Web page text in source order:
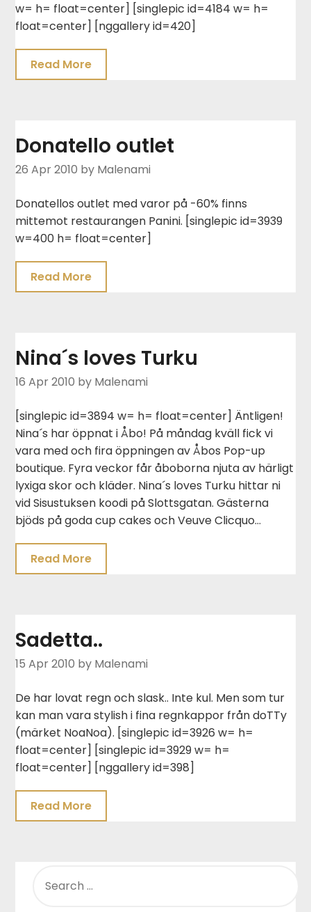
w= h= float=center] [singlepic id=4184 w= h=
float=center] [nggallery id=420]
Read More
Donatello outlet
26 Apr 2010 by Malenami
Donatellos outlet med varor på -60% finns
mittemot restaurangen Panini. [singlepic id=3939
w=400 h= float=center]
Read More
Nina´s loves Turku
16 Apr 2010 by Malenami
[singlepic id=3894 w= h= float=center] Äntligen!
Nina´s har öppnat i Åbo! På måndag kväll fick vi
vara med och fira öppningen av Åbos Pop-up
boutique. Fyra veckor får åboborna njuta av härligt
lyxiga skor och kläder. Nina´s loves Turku hittar ni
vid Sisustuksen koodi på Slottsgatan. Gästerna
bjöds på goda cup cakes och Veuve Clicquo…
Read More
Sadetta..
15 Apr 2010 by Malenami
De har lovat regn och slask.. Inte kul. Men som tur
kan man vara stylish i fina regnkappor från doTTy
(märket NoaNoa). [singlepic id=3926 w= h=
float=center] [singlepic id=3929 w= h=
float=center] [nggallery id=398]
Read More
FOR: